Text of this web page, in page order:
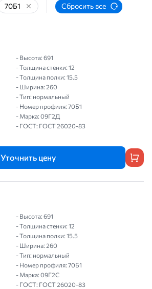
70Б1 Сбросить все
- Высота: 691
- Толщина стенки: 12
- Толщина полки: 15.5
- Ширина: 260
- Тип: нормальный
- Номер профиля: 70Б1
- Марка: 09Г2Д
- ГОСТ: ГОСТ 26020-83
Уточнить цену
- Высота: 691
- Толщина стенки: 12
- Толщина полки: 15.5
- Ширина: 260
- Тип: нормальный
- Номер профиля: 70Б1
- Марка: 09Г2С
- ГОСТ: ГОСТ 26020-83